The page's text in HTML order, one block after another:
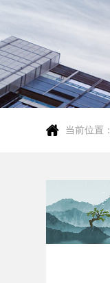
当前位置：